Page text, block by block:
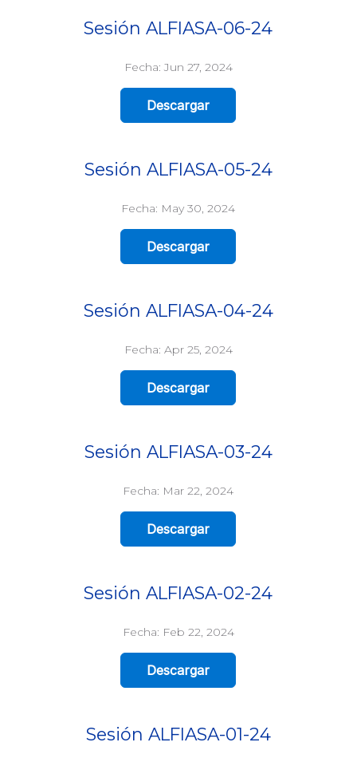
Sesión ALFIASA-06-24
Fecha: Jun 27, 2024
Descargar
Sesión ALFIASA-05-24
Fecha: May 30, 2024
Descargar
Sesión ALFIASA-04-24
Fecha: Apr 25, 2024
Descargar
Sesión ALFIASA-03-24
Fecha: Mar 22, 2024
Descargar
Sesión ALFIASA-02-24
Fecha: Feb 22, 2024
Descargar
Sesión ALFIASA-01-24